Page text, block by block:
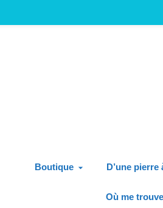
Boutique D’une pierre
Où me